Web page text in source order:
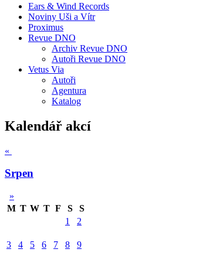
Ears & Wind Records
Noviny Uši a Vítr
Proximus
Revue DNO
Archiv Revue DNO
Autoři Revue DNO
Vetus Via
Autoři
Agentura
Katalog
Kalendář akcí
«
Srpen
»
M T W T F S
S
1
2
3 4 5 6 7 8 9